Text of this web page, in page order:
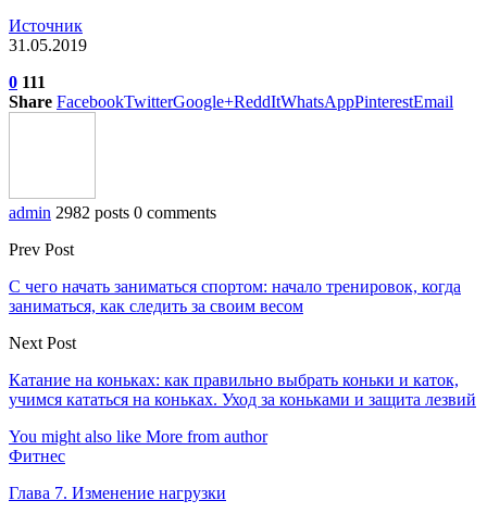
Источник
31.05.2019
0 111
Share FacebookTwitterGoogle+ReddItWhatsAppPinterestEmail
admin 2982 posts 0 comments
Prev Post
С чего начать заниматься спортом: начало тренировок, когда
заниматься, как следить за своим весом
Next Post
Катание на коньках: как правильно выбрать коньки и каток,
учимся кататься на коньках. Уход за коньками и защита лезвий
You might also like More from author
Фитнес
Глава 7. Изменение нагрузки